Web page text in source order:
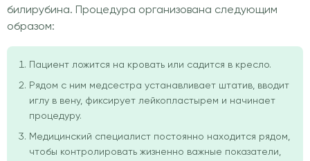
билирубина. Процедура организована следующим
образом:
Пациент ложится на кровать или садится в кресло.
Рядом с ним медсестра устанавливает штатив, вводит
иглу в вену, фиксирует лейкопластырем и начинает
процедуру.
Медицинский специалист постоянно находится рядом,
чтобы контролировать жизненно важные показатели,